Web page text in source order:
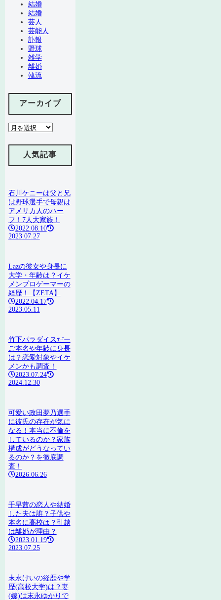
結婚
結婚
芸人
芸能人
訃報
野球
雑学
離婚
韓流
アーカイブ
ア
カ
人気記事
石川ケニーは父と兄
は野球選手で母親は
アメリカ人のハー
フ！7人大家族！
2022.08.10
2023.07.27
Lazの彼女や身長に
大学・年齢は？イケ
メンプロゲーマーの
経歴！【ZETA】
2022.04.17
2023.05.11
竹下パラダイスだー
ご本名や年齢に身長
は？恋愛対象やイケ
メンかも調査！
2023.07.24
2024.12.30
可愛い政田夢乃選手
に彼氏の存在が気に
なる！本当に不倫を
しているのか？家族
構成がどうなってい
るのか？を徹底調
査！
2026.06.26
千早茜の恋人や結婚
した夫は誰？子供や
本名に高校は？引越
は離婚が理由？
2023.01.19
2023.07.25
末永けいの経歴や学
歴(高校大学)は？妻
(嫁)は末永ゆかりで